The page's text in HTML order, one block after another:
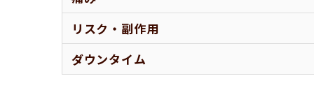
リスク・副作用
ダウンタイム